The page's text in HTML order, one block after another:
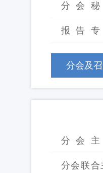
分会秘
报告专
分会及
分会主
分会联合